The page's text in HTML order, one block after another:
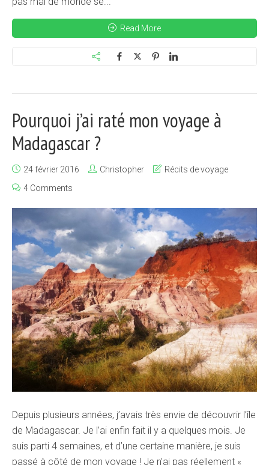
Read More
Pourquoi j’ai raté mon voyage à
Madagascar ?
24 février 2016 Christopher
Récits de voyage
4 Comments
Depuis plusieurs années, j’avais très envie de découvrir l’île
de Madagascar. Je l’ai enfin fait il y a quelques mois. Je
suis parti 4 semaines, et d’une certaine manière, je suis
passé à côté de mon voyage ! Je n’ai pas réellement «